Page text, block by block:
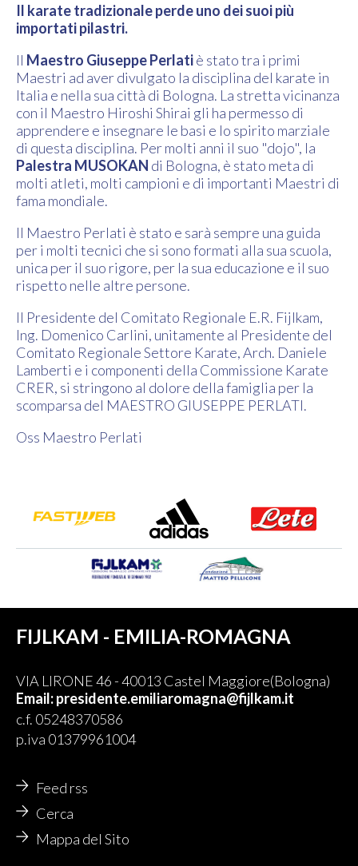
Il karate tradizionale perde uno dei suoi più
importati pilastri.
Il Maestro Giuseppe Perlatiè stato tra i primi
Maestri ad aver divulgato la disciplina del karate in
Italia e nella sua città di Bologna. La stretta vicinanza
con il Maestro Hiroshi Shirai gli ha permesso di
apprendere e insegnare le basi e lo spirito marziale
di questa disciplina. Per molti anni il suo "dojo", la
Palestra MUSOKAN di Bologna, è stato meta di
molti atleti, molti campioni e di importanti Maestri di
fama mondiale.
Il Maestro Perlati è stato e sarà sempre una guida
per i molti tecnici che si sono formati alla sua scuola,
unica per il suo rigore, per la sua educazione e il suo
rispetto nelle altre persone.
Il Presidente del Comitato Regionale E.R. Fijlkam,
Ing. Domenico Carlini, unitamente al Presidente del
Comitato Regionale Settore Karate, Arch. Daniele
Lamberti e i componenti della Commissione Karate
CRER, si stringono al dolore della famiglia per la
scomparsa del MAESTRO GIUSEPPE PERLATI.
Oss Maestro Perlati
FIJLKAM - EMILIA-ROMAGNA
VIA LIRONE 46 - 40013 Castel Maggiore(Bologna)
Email: presidente.emiliaromagna@fijlkam.it
c.f. 05248370586
p.iva 01379961004
Feed rss
Cerca
Mappa del Sito